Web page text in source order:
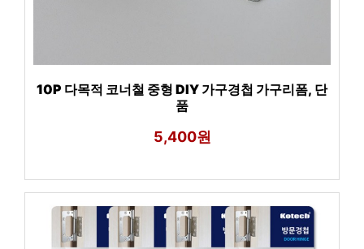
10P 다목적 코너철 중형 DIY 가구경첩 가구리폼, 단
품
5,400원